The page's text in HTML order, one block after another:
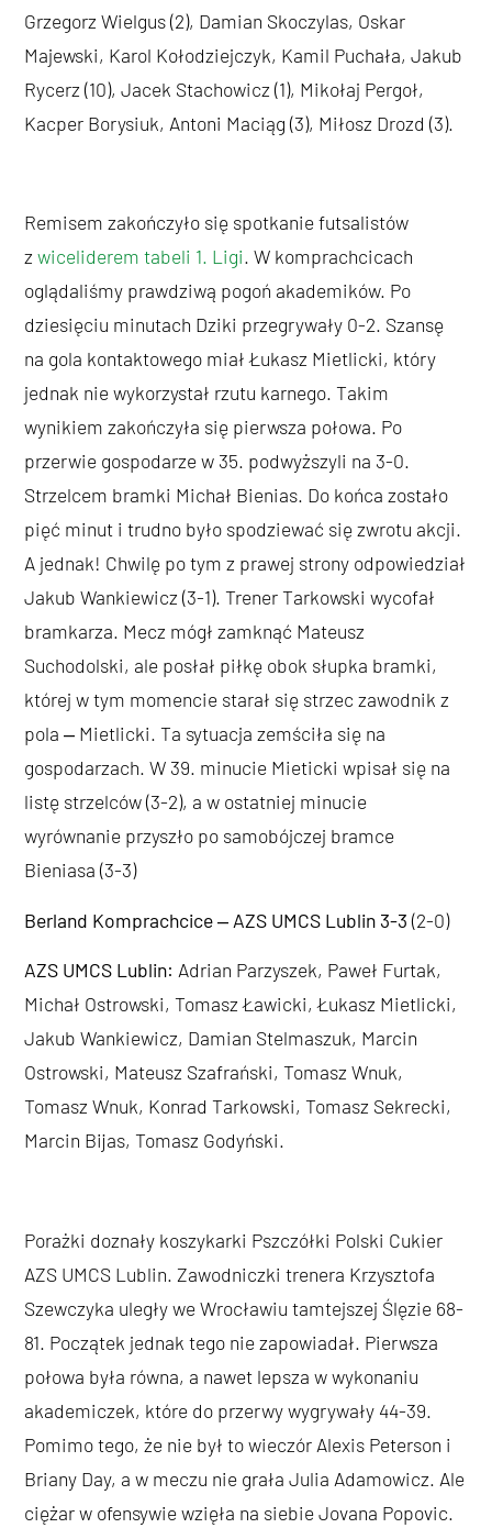
Grzegorz Wielgus (2), Damian Skoczylas, Oskar
Majewski, Karol Kołodziejczyk, Kamil Puchała, Jakub
Rycerz (10), Jacek Stachowicz (1), Mikołaj Pergoł,
Kacper Borysiuk, Antoni Maciąg (3), Miłosz Drozd (3).
Remisem zakończyło się spotkanie futsalistów
zwiceliderem tabeli 1. Ligi. W komprachcicach
oglądaliśmy prawdziwą pogoń akademików. Po
dziesięciu minutach Dziki przegrywały 0-2. Szansę
na gola kontaktowego miał Łukasz Mietlicki, który
jednak nie wykorzystał rzutu karnego. Takim
wynikiem zakończyła się pierwsza połowa. Po
przerwie gospodarze w 35. podwyższyli na 3-0.
Strzelcem bramki Michał Bienias. Do końca zostało
pięć minut i trudno było spodziewać się zwrotu akcji.
A jednak! Chwilę po tym z prawej strony odpowiedział
Jakub Wankiewicz (3-1). Trener Tarkowski wycofał
bramkarza. Mecz mógł zamknąć Mateusz
Suchodolski, ale posłał piłkę obok słupka bramki,
której w tym momencie starał się strzec zawodnik z
pola ‒ Mietlicki. Ta sytuacja zemściła się na
gospodarzach. W 39. minucie Mieticki wpisał się na
listę strzelców (3-2), a w ostatniej minucie
wyrównanie przyszło po samobójczej bramce
Bieniasa (3-3)
Berland Komprachcice ‒ AZS UMCS Lublin 3-3(2-0)
AZS UMCS Lublin: Adrian Parzyszek, Paweł Furtak,
Michał Ostrowski, Tomasz Ławicki, Łukasz Mietlicki,
Jakub Wankiewicz, Damian Stelmaszuk, Marcin
Ostrowski, Mateusz Szafrański, Tomasz Wnuk,
Tomasz Wnuk, Konrad Tarkowski, Tomasz Sekrecki,
Marcin Bijas, Tomasz Godyński.
Porażki doznały koszykarki Pszczółki Polski Cukier
AZS UMCS Lublin. Zawodniczki trenera Krzysztofa
Szewczyka uległy we Wrocławiu tamtejszej Ślęzie 68-
81. Początek jednak tego nie zapowiadał. Pierwsza
połowa była równa, a nawet lepsza w wykonaniu
akademiczek, które do przerwy wygrywały 44-39.
Pomimo tego, że nie był to wieczór Alexis Peterson i
Briany Day, a w meczu nie grała Julia Adamowicz. Ale
ciężar w ofensywie wzięła na siebie Jovana Popovic.